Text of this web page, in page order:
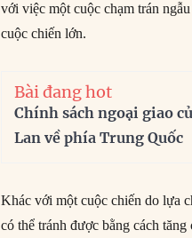
với việc một cuộc chạm trán
cuộc chiến lớn.
Bài đang hot
Chính sách ngoại giao
Lan về phía Trung Quốc
Khác với một cuộc chiến do lựa
có thể tránh được bằng cách